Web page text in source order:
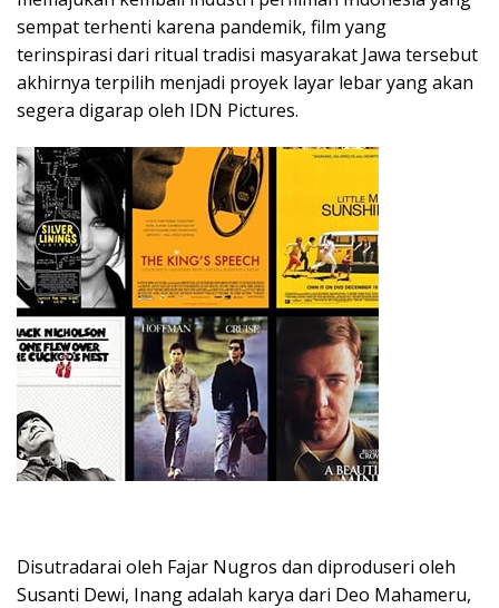
sempat terhenti karena pandemik, film yang
terinspirasi dari ritual tradisi masyarakat Jawa tersebut
akhirnya terpilih menjadi proyek layar lebar yang akan
segera digarap oleh IDN Pictures.
Disutradarai oleh Fajar Nugros dan diproduseri oleh
Susanti Dewi, Inang adalah karya dari Deo Mahameru,